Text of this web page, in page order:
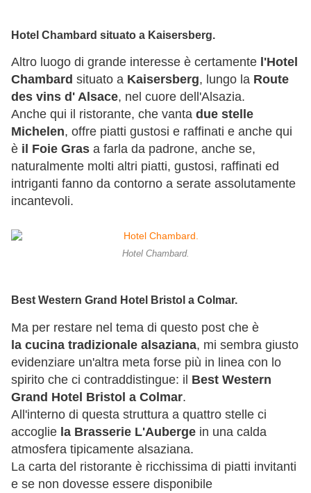
Hotel Chambard situato a Kaisersberg.
Altro luogo di grande interesse è certamente l'Hotel
Chambard situato a Kaisersberg, lungo la Route
des vins d' Alsace, nel cuore dell'Alsazia.
Anche qui il ristorante, che vanta due stelle
Michelen, offre piatti gustosi e raffinati e anche qui
è il Foie Gras a farla da padrone, anche se,
naturalmente molti altri piatti, gustosi, raffinati ed
intriganti fanno da contorno a serate assolutamente
incantevoli.
Hotel Chambard.
Best Western Grand Hotel Bristol a Colmar.
Ma per restare nel tema di questo post che è
la cucina tradizionale alsaziana, mi sembra giusto
evidenziare un'altra meta forse più in linea con lo
spirito che ci contraddistingue: il Best Western
Grand Hotel Bristol a Colmar.
All'interno di questa struttura a quattro stelle ci
accoglie la Brasserie L'Auberge in una calda
atmosfera tipicamente alsaziana.
La carta del ristorante è ricchissima di piatti invitanti
e se non dovesse essere disponibile